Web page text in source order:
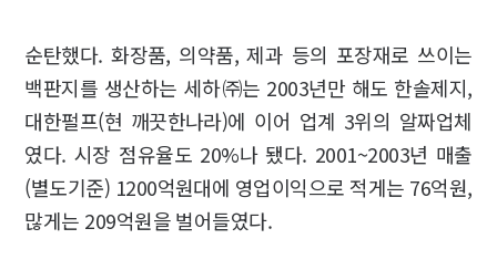
순탄했다. 화장품, 의약품, 제과 등의 포장재로 쓰이는
백판지를 생산하는 세하㈜는 2003년만 해도 한솔제지,
대한펄프(현 깨끗한나라)에 이어 업계 3위의 알짜업체
였다. 시장 점유율도 20%나 됐다. 2001~2003년 매출
(별도기준) 1200억원대에 영업이익으로 적게는 76억원,
많게는 209억원을 벌어들였다.